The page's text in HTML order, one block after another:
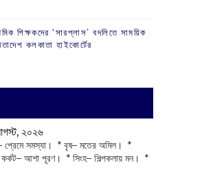
শিক্ষকদের ‘সারপ্লাস’ বদলিতে সাময়িক
কলকাতা হাইকোর্টের
২০২৬
প্রেমে সমস্যা। * বৃষ– মতের অমিল। *
কর্কট– আশা পূরণ। * সিংহ– শিল্পকলায় মন। *